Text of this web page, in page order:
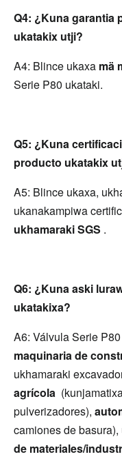
Q4: ¿Kuna garantia
ukatakix utji?
A4: Blince ukaxa mä
Serie P80 ukataki.
Q5: ¿Kuna
producto ukatakix
A5: Blince ukaxa,
ukanakampiwa
ukhamaraki SGS .
Q6: ¿Kuna aski
ukatakixa?
maquinaria de
ukhamaraki
agrícola
pulverizadores),
camiones de
de materiales/